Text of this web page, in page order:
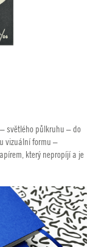
světlého půlkruhu – do
vizuální formu –
který nepropíjí a je